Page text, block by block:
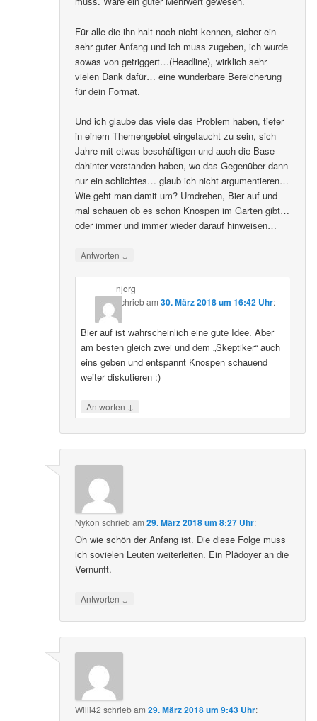
Für alle die ihn halt noch nicht kennen, sicher ein
sehr guter Anfang und ich muss zugeben, ich wurde
sowas von getriggert…(Headline), wirklich sehr
vielen Dank dafür… eine wunderbare Bereicherung
für dein Format.
Und ich glaube das viele das Problem haben, tiefer
in einem Themengebiet eingetaucht zu sein, sich
Jahre mit etwas beschäftigen und auch die Base
dahinter verstanden haben, wo das Gegenüber dann
nur ein schlichtes… glaub ich nicht argumentieren…
Wie geht man damit um? Umdrehen, Bier auf und
mal schauen ob es schon Knospen im Garten gibt…
oder immer und immer wieder darauf hinweisen…
Antworten ↓
njorg
schriebam 30. März 2018 um 16:42 Uhr:
Bier auf ist wahrscheinlich eine gute Idee. Aber
am besten gleich zwei und dem „Skeptiker“ auch
eins geben und entspannt Knospen schauend
weiter diskutieren :)
Antworten ↓
Nykon schriebam29. März 2018 um 8:27 Uhr:
Oh wie schön der Anfang ist. Die diese Folge muss
ich sovielen Leuten weiterleiten. Ein Plädoyer an die
Vernunft.
Antworten ↓
Willi42 schriebam29. März 2018 um 9:43 Uhr: